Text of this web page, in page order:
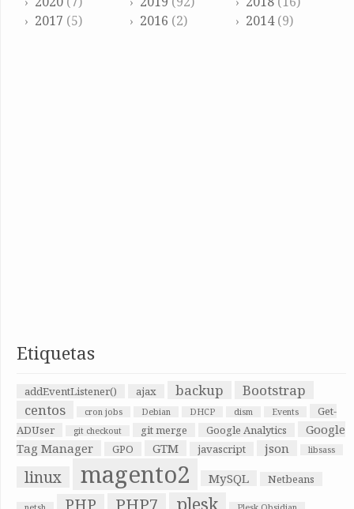
2017 (5) 2016 (2) 2014(9)
Etiquetas
addEventListener() ajax backup
Bootstrap
centos
cron jobs Debian DHCP dism Events
Get-
ADUser
git checkout git merge Google Analytics
Google
Tag Manager
GPO GTM javascript json libsass
linux magento2 MySQL Netbeans
PHP PHP7 plesk